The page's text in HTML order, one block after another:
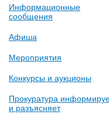
Информационные
сообщения
Афиша
Мероприятия
Конкурсы и аукционы
Прокуратура
и разъясняет